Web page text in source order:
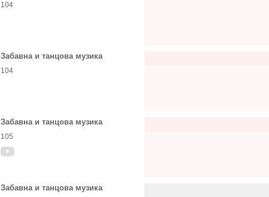
104
Забавна и танцова музика
104
Забавна и танцова музика
105
Забавна и танцова музика